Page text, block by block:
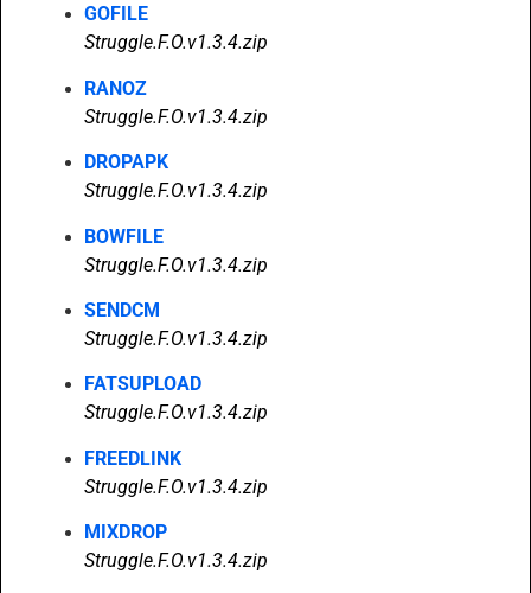
GOFILE
Struggle.F.O.v1.3.4.zip
RANOZ
Struggle.F.O.v1.3.4.zip
DROPAPK
Struggle.F.O.v1.3.4.zip
BOWFILE
Struggle.F.O.v1.3.4.zip
SENDCM
Struggle.F.O.v1.3.4.zip
FATSUPLOAD
Struggle.F.O.v1.3.4.zip
FREEDLINK
Struggle.F.O.v1.3.4.zip
MIXDROP
Struggle.F.O.v1.3.4.zip